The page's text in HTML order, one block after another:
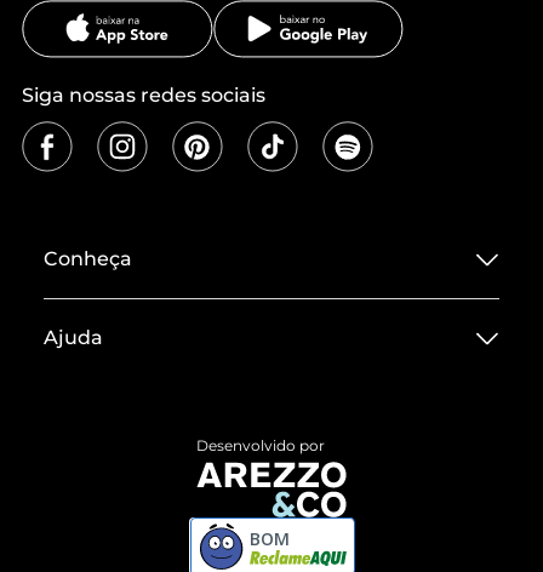
Siga nossas redes sociais
Conheça
Termos de Uso
ZZ MALL é confiável
Ajuda
Devolução do Produto
Compre pelo WhatsApp
Desenvolvido por
BOM